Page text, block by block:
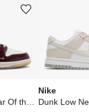
Ürünü istek listesine ekle veya listeden çıkar
Nike